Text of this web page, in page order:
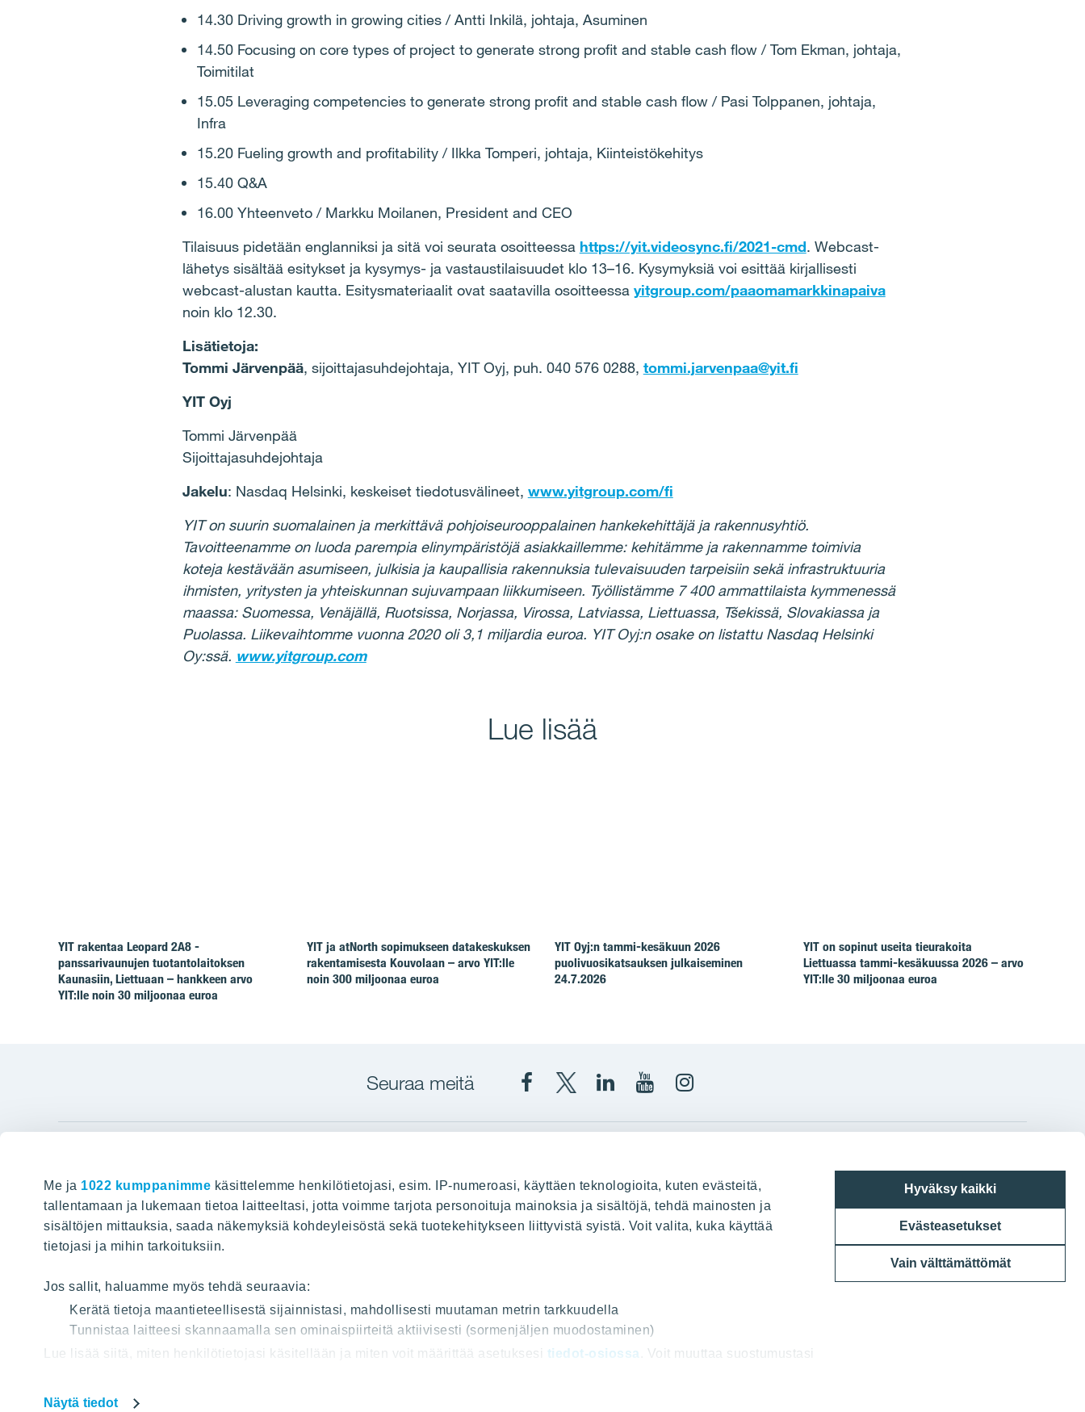
Me ja 1022 kumppanimme käsittelemme henkilötietojasi, esim. IP-numeroasi, käyttäen teknologioita, kuten evästeitä,
tallentamaan ja lukemaan tietoa laitteeltasi, jotta voimme tarjota personoituja mainoksia ja sisältöjä, tehdä mainosten ja
sisältöjen mittauksia, saada näkemyksiä kohdeyleisöstä sekä tuotekehitykseen liittyvistä syistä. Voit valita, kuka käyttää
tietojasi ja mihin tarkoituksiin.
Jos sallit, haluamme myös tehdä seuraavia:
Kerätä tietoja maantieteellisestä sijainnistasi, mahdollisesti muutaman metrin tarkkuudella
Tunnistaa laitteesi skannaamalla sen ominaispiirteitä aktiivisesti (sormenjäljen muodostaminen)
Lue lisää siitä, miten henkilötietojasi käsitellään ja miten voit määrittää asetuksesi tiedot-osiossa . Voit muuttaa suostumustasi
Näytä tiedot
Hyväksy kaikki
Evästeasetukset
Vain välttämättömät
14.30 Driving growth in growing cities / Antti Inkilä, johtaja, Asuminen
14.50 Focusing on core types of project to generate strong profit and stable cash flow / Tom Ekman, johtaja,
Toimitilat
15.05 Leveraging competencies to generate strong profit and stable cash flow / Pasi Tolppanen, johtaja,
Infra
15.20 Fueling growth and profitability / Ilkka Tomperi, johtaja, Kiinteistökehitys
15.40 Q&A
16.00 Yhteenveto / Markku Moilanen, President and CEO
Tilaisuus pidetään englanniksi ja sitä voi seurata osoitteessa https://yit.videosync.fi/2021-cmd. Webcast-
lähetys sisältää esitykset ja kysymys- ja vastaustilaisuudet klo 13–16. Kysymyksiä voi esittää kirjallisesti
webcast-alustan kautta. Esitysmateriaalit ovat saatavilla osoitteessa yitgroup.com/paaomamarkkinapaiva
noin klo 12.30.
Lisätietoja:
Tommi Järvenpää, sijoittajasuhdejohtaja, YIT Oyj, puh. 040 576 0288, tommi.jarvenpaa@yit.fi
YIT Oyj
Tommi Järvenpää
Sijoittajasuhdejohtaja
Jakelu: Nasdaq Helsinki, keskeiset tiedotusvälineet, www.yitgroup.com/fi
YIT on suurin suomalainen ja merkittävä pohjoiseurooppalainen hankekehittäjä ja rakennusyhtiö.
Tavoitteenamme on luoda parempia elinympäristöjä asiakkaillemme: kehitämme ja rakennamme toimivia
koteja kestävään asumiseen, julkisia ja kaupallisia rakennuksia tulevaisuuden tarpeisiin sekä infrastruktuuria
ihmisten, yritysten ja yhteiskunnan sujuvampaan liikkumiseen. Työllistämme 7 400 ammattilaista kymmenessä
maassa: Suomessa, Venäjällä, Ruotsissa, Norjassa, Virossa, Latviassa, Liettuassa, Tšekissä, Slovakiassa ja
Puolassa. Liikevaihtomme vuonna 2020 oli 3,1 miljardia euroa. YIT Oyj:n osake on listattu Nasdaq Helsinki
Oy:ssä. www.yitgroup.com
Lue lisää
YIT rakentaa Leopard 2A8 -
panssarivaunujen tuotantolaitoksen
Kaunasiin, Liettuaan – hankkeen arvo
YIT:lle noin 30 miljoonaa euroa
YIT ja atNorth sopimukseen datakeskuksen
rakentamisesta Kouvolaan – arvo YIT:lle
noin 300 miljoonaa euroa
YIT Oyj:n tammi-kesäkuun 2026
puolivuosikatsauksen julkaiseminen
24.7.2026
YIT on sopinut useita tieurakoita
Liettuassa tammi-kesäkuussa 2026 – arvo
YIT:lle 30 miljoonaa euroa
Seuraa meitä
YITYITCorporation
Corporation
YIT
Hyvin rakennettu huominen
HAKU
Tietoa YIT:stä
Töihin meille
Projektit
Vastuullisuus
Media
Yhteystiedot
Myytävät asunnot
Vuokrattavat toimitilat
Toimitilarakentaminen
Teollisuusrakentaminen
Panuntie 11, PL 36, 00620 Helsinki
020 433 111